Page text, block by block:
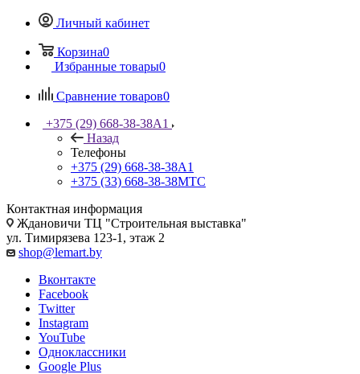
Личный кабинет
Корзина0
Избранные товары0
Сравнение товаров0
+375 (29) 668-38-38A1
Назад
Телефоны
+375 (29) 668-38-38A1
+375 (33) 668-38-38МТС
Контактная информация
Ждановичи ТЦ "Строительная выставка"
ул. Тимирязева 123-1, этаж 2
shop@lemart.by
Вконтакте
Facebook
Twitter
Instagram
YouTube
Одноклассники
Google Plus